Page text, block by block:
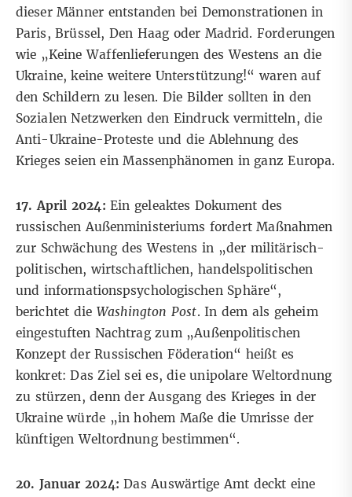
dieser Männer entstanden bei Demonstrationen in
Paris, Brüssel, Den Haag oder Madrid. Forderungen
wie „Keine Waffenlieferungen des Westens an die
Ukraine, keine weitere Unterstützung!“ waren auf
den Schildern zu lesen. Die Bilder sollten in den
Sozialen Netzwerken den Eindruck vermitteln, die
Anti-Ukraine-Proteste und die Ablehnung des
Krieges seien ein Massenphänomen in ganz Europa.
17. April 2024: Ein geleaktes Dokument des
russischen Außenministeriums fordert Maßnahmen
zur Schwächung des Westens in „der militärisch-
politischen, wirtschaftlichen, handelspolitischen
und informationspsychologischen Sphäre“,
berichtet die Washington Post. In dem als geheim
eingestuften Nachtrag zum „Außenpolitischen
Konzept der Russischen Föderation“ heißt es
konkret: Das Ziel sei es, die unipolare Weltordnung
zu stürzen, denn der Ausgang des Krieges in der
Ukraine würde „in hohem Maße die Umrisse der
künftigen Weltordnung bestimmen“.
20. Januar 2024: Das Auswärtige Amt deckt eine